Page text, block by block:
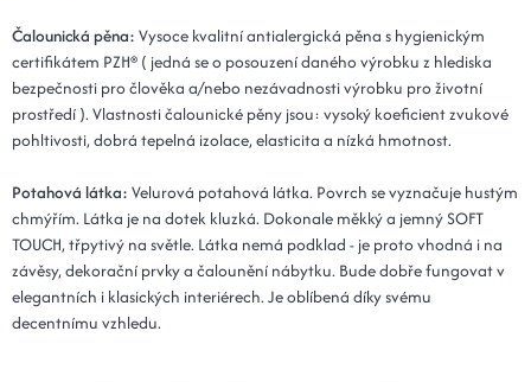
Čalounická pěna: Vysoce kvalitní antialergická pěna s hygienickým
certifikátem PZH® ( jedná se o posouzení daného výrobku z hlediska
bezpečnosti pro člověka a/nebo nezávadnosti výrobku pro životní
prostředí ). Vlastnosti čalounické pěny jsou: vysoký koeficient zvukové
pohltivosti, dobrá tepelná izolace, elasticita a nízká hmotnost.
Potahová látka: Velurová potahová látka. Povrch se vyznačuje hustým
chmýřím. Látka je na dotek kluzká. Dokonale měkký a jemný SOFT
TOUCH, třpytivý na světle. Látka nemá podklad - je proto vhodná i na
závěsy, dekorační prvky a čalounění nábytku. Bude dobře fungovat v
elegantních i klasických interiérech. Je oblíbená díky svému
decentnímu vzhledu.